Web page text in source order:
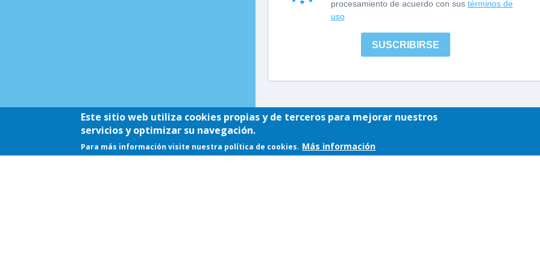
Este sitio web utiliza cookies propias y de terceros para mejorar nuestros
servicios y optimizar su navegación.
Para más información visite nuestra política de cookies. Más información